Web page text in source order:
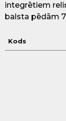
integrētiem
balsta pēdām
Kods